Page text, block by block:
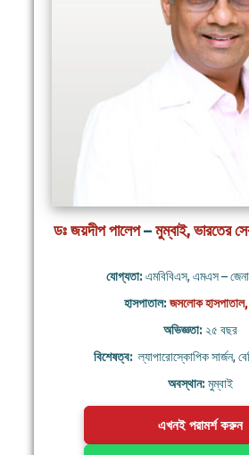
ডঃ জয়দীপ পালেপ– মুম্বাই, ভারতের
যোগ্যতা: এমবিবিএস, এমএস –
হাসপাতাল: জসলোক হাসপাতাল,
অভিজ্ঞতা: ২৫ বছর
বিশেষত্ব: ল্যাপারোস্কোপিক সার্জন,
অবস্থান: মুম্বাই
এখনই পরামর্শ করুন